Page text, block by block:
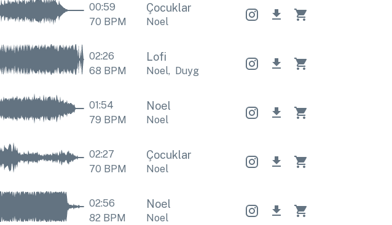
00:59
70 BPM
Çocuklar
Noel
02:26
68 BPM
Lofi
Noel, Duygusal Noel, Duygusal
01:54
79 BPM
Noel
Noel
02:27
70 BPM
Çocuklar
Noel
02:56
82BPM
Noel
Noel